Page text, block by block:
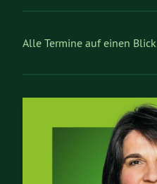
Alle Termine auf einen Blick